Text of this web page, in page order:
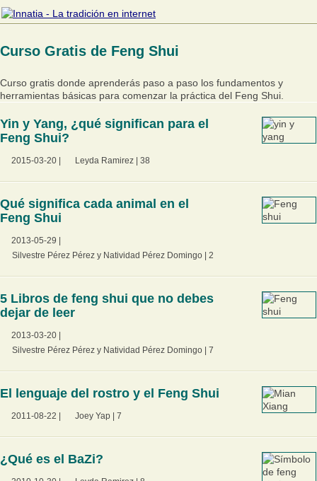
Curso Gratis de Feng Shui
Curso gratis donde aprenderás paso a paso los fundamentos y
herramientas básicas para comenzar la práctica del Feng Shui.
Yin y Yang, ¿qué significan para el
Feng Shui?
2015-03-20 Leyda Ramirez 38
Qué significa cada animal en el
Feng Shui
2013-05-29
Silvestre Pérez Pérez y Natividad Pérez Domingo
2
5 Libros de feng shui que no debes
dejar de leer
2013-03-20
Silvestre Pérez Pérez y Natividad Pérez Domingo
7
El lenguaje del rostro y el Feng Shui
2011-08-22 Joey Yap 7
¿Qué es el BaZi?